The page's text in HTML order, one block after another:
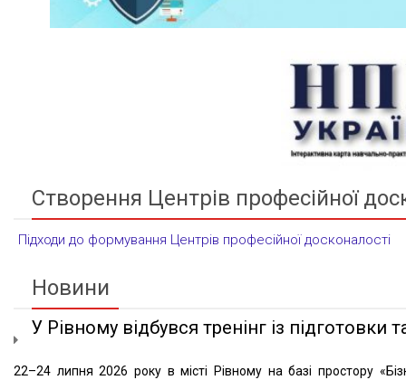
Створення Центрів професійної
Підходи до формування Центрів професійної досконалості
Новини
У Рівному відбувся тренінг із підготовки
22–24 липня 2026 року в місті Рівному на базі простору